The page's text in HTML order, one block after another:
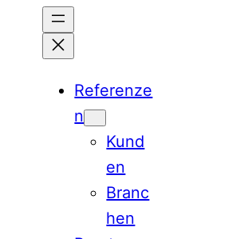
Referenze
n
Kund
en
Branc
hen